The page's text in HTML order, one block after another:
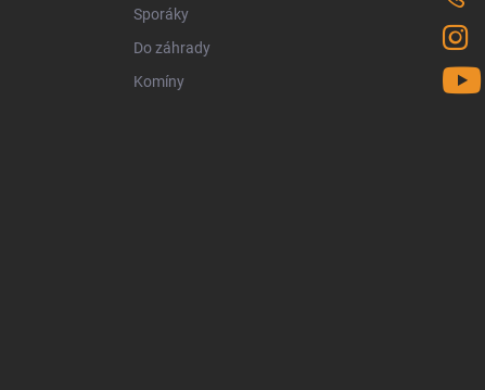
Sporáky
Do záhrady
Komíny